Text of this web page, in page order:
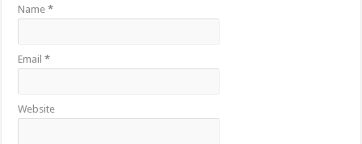
Name*
Email*
Website